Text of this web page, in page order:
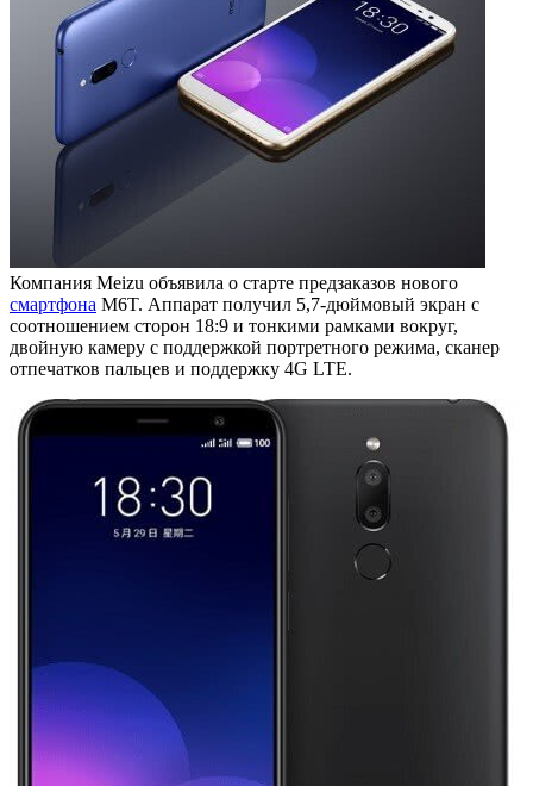
Компания Meizu объявила о старте предзаказов нового
смартфона M6T. Аппарат получил 5,7-дюймовый экран с
соотношением сторон 18:9 и тонкими рамками вокруг,
двойную камеру с поддержкой портретного режима, сканер
отпечатков пальцев и поддержку 4G LTE.